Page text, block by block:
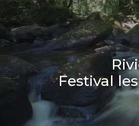
Festival